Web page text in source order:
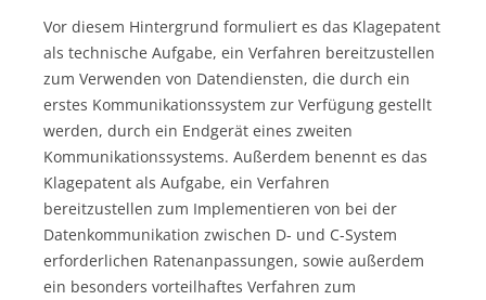
Vor diesem Hintergrund formuliert es das Klagepatent
als technische Aufgabe, ein Verfahren bereitzustellen
zum Verwenden von Datendiensten, die durch ein
erstes Kommunikationssystem zur Verfügung gestellt
werden, durch ein Endgerät eines zweiten
Kommunikationssystems. Außerdem benennt es das
Klagepatent als Aufgabe, ein Verfahren
bereitzustellen zum Implementieren von bei der
Datenkommunikation zwischen D- und C-System
erforderlichen Ratenanpassungen, sowie außerdem
ein besonders vorteilhaftes Verfahren zum